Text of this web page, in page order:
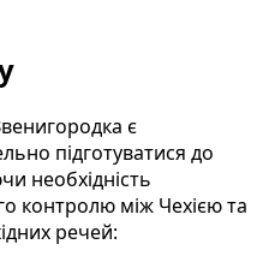
є
підготуватися до
необхідність
контролю між Чехією та
речей: